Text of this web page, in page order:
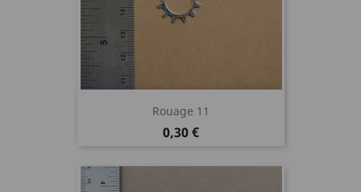
Rouage 11
Prix
0,30 €